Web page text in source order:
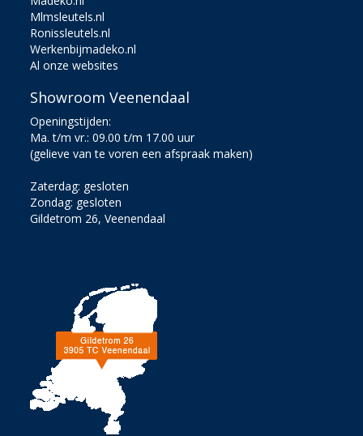
Mlmsleutels.nl
Ronissleutels.nl
Werkenbijmadeko.nl
Al onze websites
Showroom Veenendaal
Openingstijden:
Ma. t/m vr.: 09.00 t/m 17.00 uur
(gelieve van te voren een afspraak maken)
Zaterdag: gesloten
Zondag: gesloten
Gildetrom 26, Veenendaal